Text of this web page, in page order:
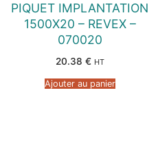
PIQUET IMPLANTATION
1500X20 – REVEX –
070020
20.38 € HT
Ajouter au panier